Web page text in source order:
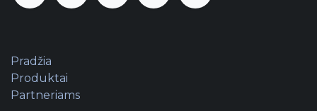
Pradžia
Produktai
Partneriams